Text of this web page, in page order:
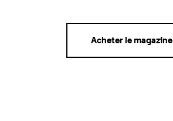
Acheter le magazine